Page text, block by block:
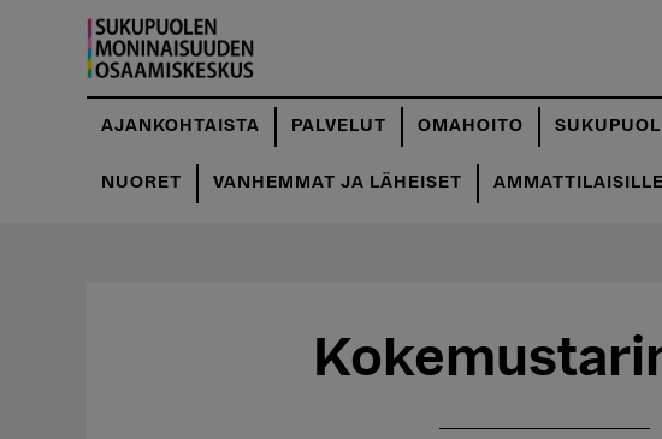
pääsisältöön
ensisijaiseen
sivupalkkiin
AJANKOHTAISTA PALVELUT OMAHOITO
NUORET VANHEMMAT JA LÄHEISET AMMATTILAISILLE